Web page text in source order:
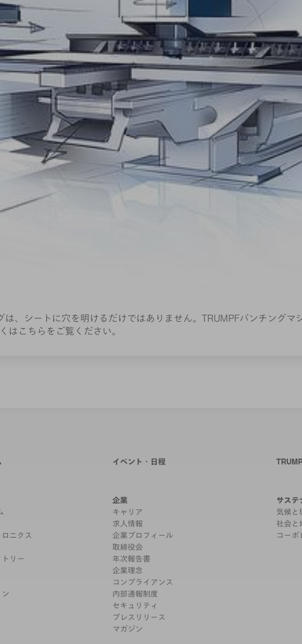
は、シートに穴を明けるだけではありません。TRUMPFパンチングマ
はこちらをご覧ください。
イベント・日程
ニクス
リー
ン
企業
キャリア
求人情報
企業プロフィール
取締役会
年次報告書
企業理念
コンプライアンス
内部通報制度
セキュリティ
プレスリリース
マガジン
サステ
気候と
社会と
コーポ